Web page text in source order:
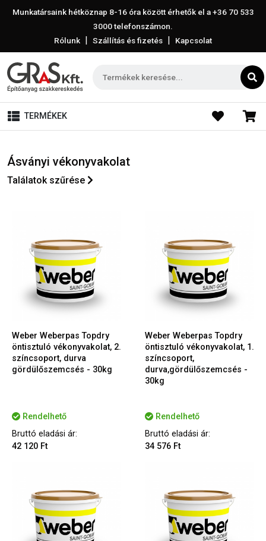
Munkatársaink hétköznap 8-16 óra között érhetők el a+36 70 533
3000telefonszámon.
Rólunk | Szállítás és fizetés | Kapcsolat
TERMÉKEK
Ásványi vékonyvakolat
Találatok szűrése
Weber Weberpas Topdry
öntisztuló vékonyvakolat, 2.
színcsoport, durva
gördülőszemcsés - 30kg
Rendelhető
Bruttó eladási ár:
42 120 Ft
Weber Weberpas Topdry
öntisztuló vékonyvakolat, 1.
színcsoport,
durva,gördülőszemcsés -
30kg
Rendelhető
Bruttó eladási ár:
34 576 Ft